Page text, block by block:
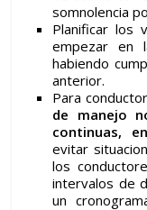
somnolencia
Planificar los
empezar en
habiendo
anterior.
Para
de manejo
continuas,
evitar
los
intervalos de
un